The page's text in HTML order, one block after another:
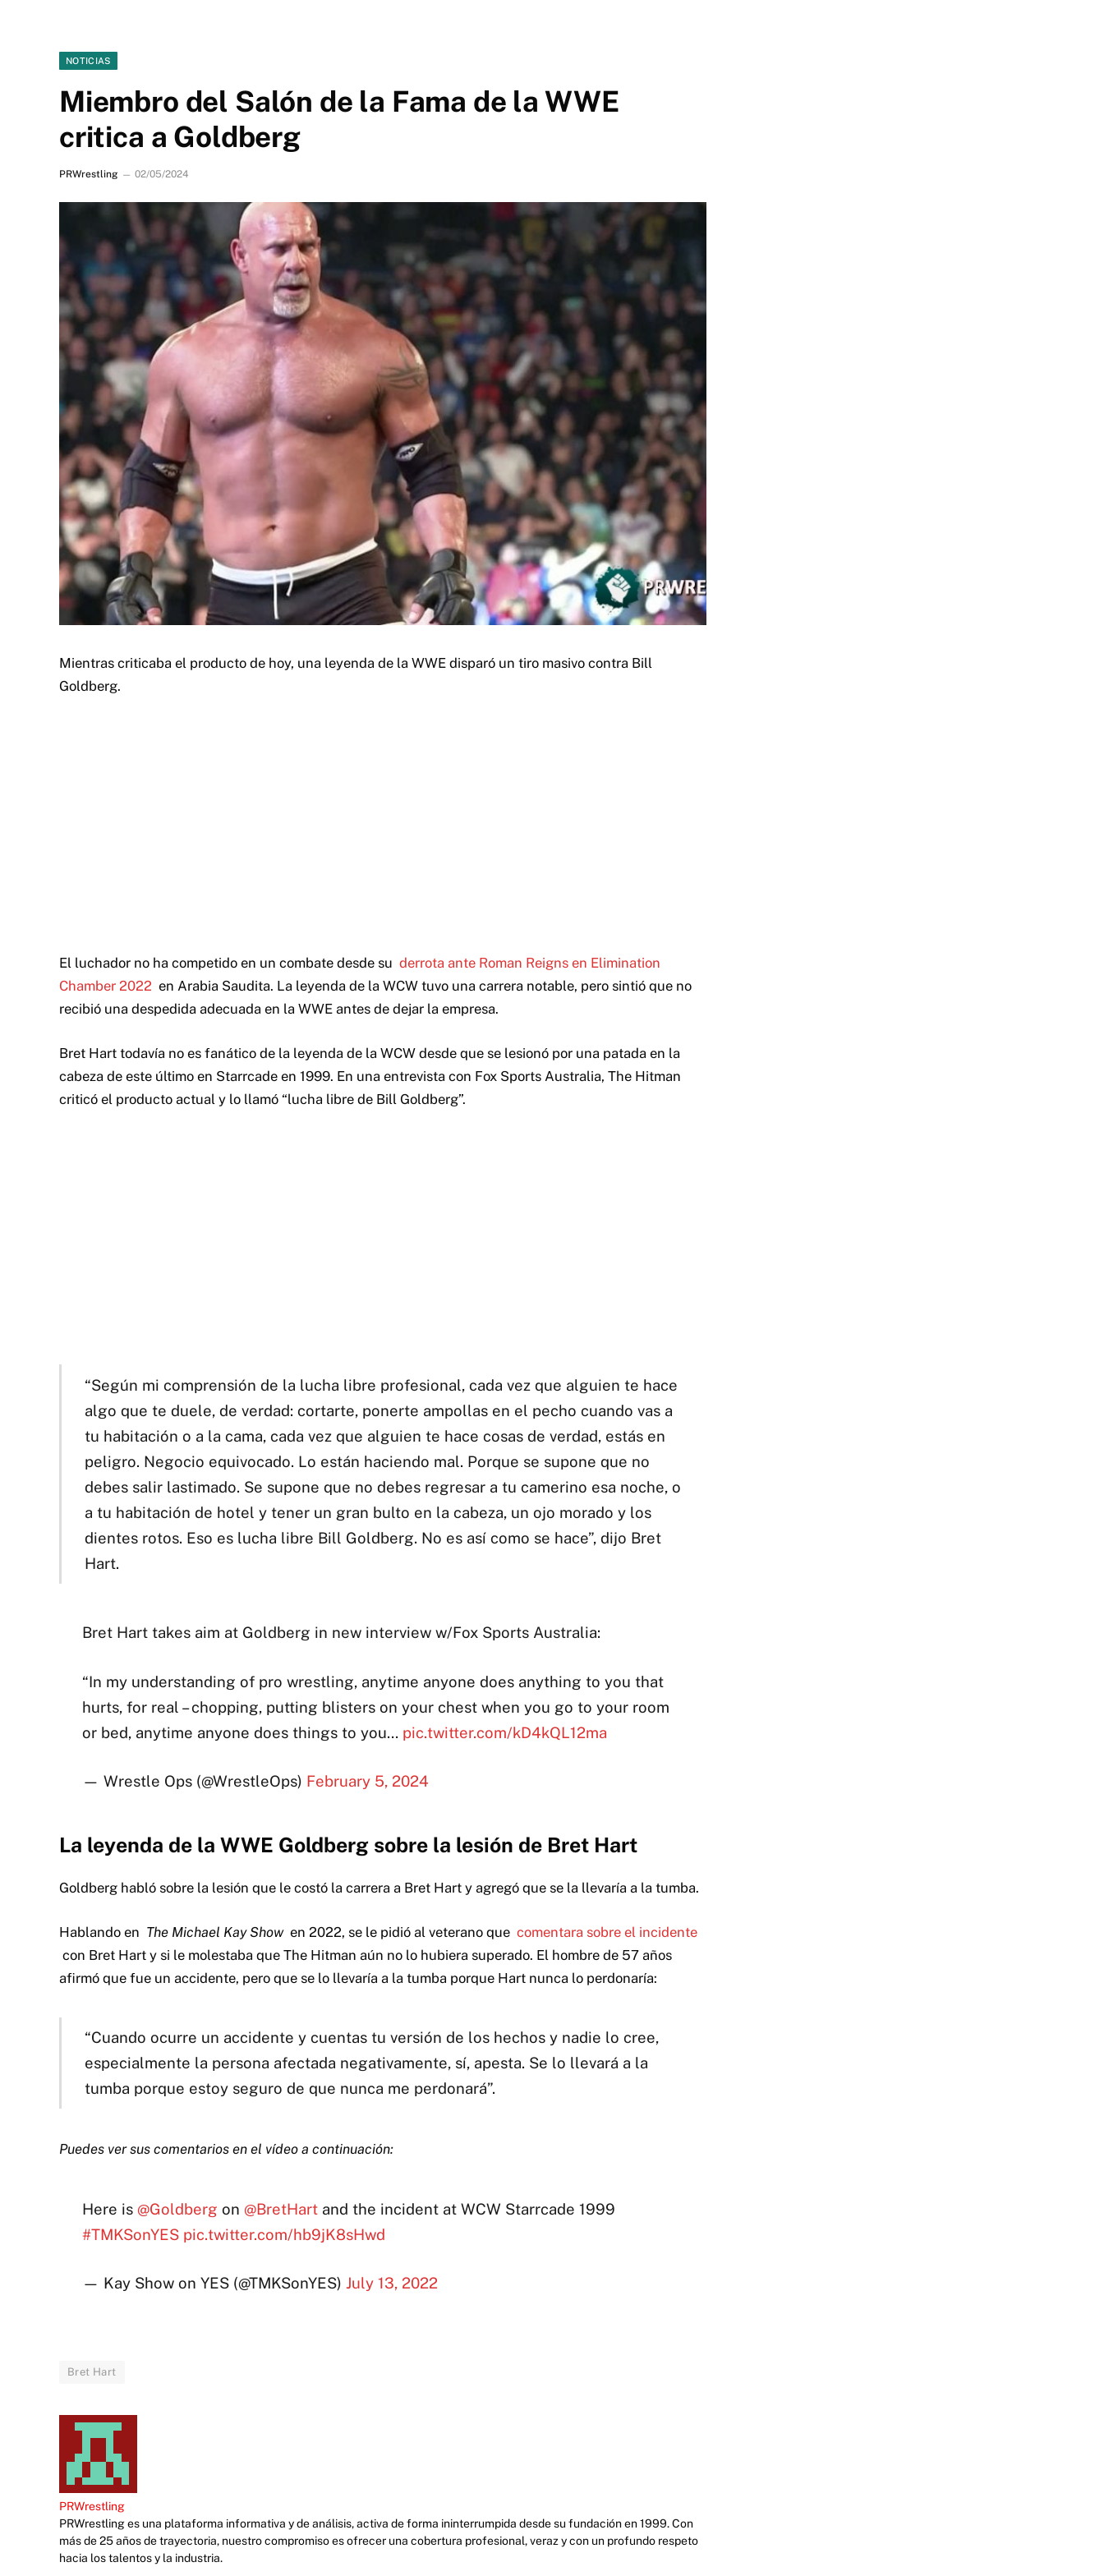
NOTICIAS
Miembro del Salón de la Fama de la WWE
critica a Goldberg
PRWrestling 02/05/2024
Mientras criticaba el producto de hoy, una leyenda de la WWE disparó un tiro masivo contra Bill
Goldberg.
El luchador no ha competido en un combate desde su derrota ante Roman Reigns en Elimination
Chamber 2022 en Arabia Saudita. La leyenda de la WCW tuvo una carrera notable, pero sintió que no
recibió una despedida adecuada en la WWE antes de dejar la empresa.
Bret Hart todavía no es fanático de la leyenda de la WCW desde que se lesionó por una patada en la
cabeza de este último en Starrcade en 1999. En una entrevista con Fox Sports Australia, The Hitman
criticó el producto actual y lo llamó “lucha libre de Bill Goldberg”.
“Según mi comprensión de la lucha libre profesional, cada vez que alguien te hace
algo que te duele, de verdad: cortarte, ponerte ampollas en el pecho cuando vas a
tu habitación o a la cama, cada vez que alguien te hace cosas de verdad, estás en
peligro. Negocio equivocado. Lo están haciendo mal. Porque se supone que no
debes salir lastimado. Se supone que no debes regresar a tu camerino esa noche, o
a tu habitación de hotel y tener un gran bulto en la cabeza, un ojo morado y los
dientes rotos. Eso es lucha libre Bill Goldberg. No es así como se hace”, dijo Bret
Hart.
Bret Hart takes aim at Goldberg in new interview w/Fox Sports Australia:
“In my understanding of pro wrestling, anytime anyone does anything to you that
hurts, for real – chopping, putting blisters on your chest when you go to your room
or bed, anytime anyone does things to you… pic.twitter.com/kD4kQL12ma
— Wrestle Ops (@WrestleOps) February 5, 2024
La leyenda de la WWE Goldberg sobre la lesión de Bret Hart
Goldberg habló sobre la lesión que le costó la carrera a Bret Hart y agregó que se la llevaría a la tumba.
Hablando en The Michael Kay Showen 2022, se le pidió al veterano que comentara sobre el incidente
con Bret Hart y si le molestaba que The Hitman aún no lo hubiera superado. El hombre de 57 años
afirmó que fue un accidente, pero que se lo llevaría a la tumba porque Hart nunca lo perdonaría:
“Cuando ocurre un accidente y cuentas tu versión de los hechos y nadie lo cree,
especialmente la persona afectada negativamente, sí, apesta. Se lo llevará a la
tumba porque estoy seguro de que nunca me perdonará”.
Puedes ver sus comentarios en el vídeo a continuación:
Here is @Goldberg on @BretHartand the incident at WCW Starrcade 1999
#TMKSonYES pic.twitter.com/hb9jK8sHwd
— Kay Show on YES (@TMKSonYES) July 13, 2022
Bret Hart
PRWrestling
PRWrestling es una plataforma informativa y de análisis, activa de forma ininterrumpida desde su fundación en 1999. Con
más de 25 años de trayectoria, nuestro compromiso es ofrecer una cobertura profesional, veraz y con un profundo respeto
hacia los talentos y la industria.